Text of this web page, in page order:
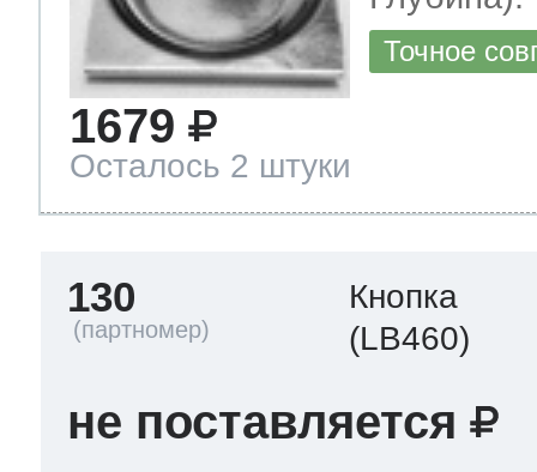
Точное
1679
Осталось 2 штуки
130
Кнопка
(LB460)
не поставляется